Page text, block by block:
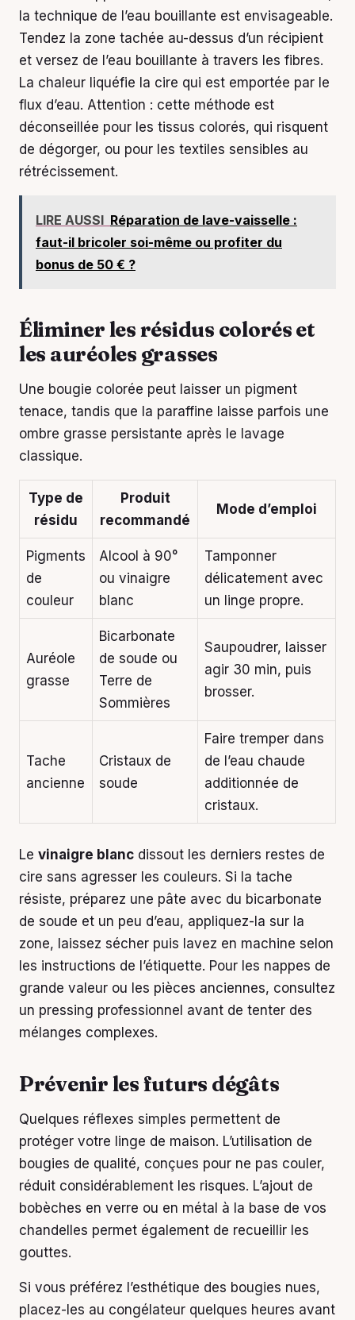
la technique de l’eau bouillante est envisageable.
Tendez la zone tachée au-dessus d’un récipient
et versez de l’eau bouillante à travers les fibres.
La chaleur liquéfie la cire qui est emportée par le
flux d’eau. Attention : cette méthode est
déconseillée pour les tissus colorés, qui risquent
de dégorger, ou pour les textiles sensibles au
rétrécissement.
LIRE AUSSI Réparation de lave-vaisselle :
faut-il bricoler soi-même ou profiter du
bonus de 50 € ?
Éliminer les résidus colorés et
les auréoles grasses
Une bougie colorée peut laisser un pigment
tenace, tandis que la paraffine laisse parfois une
ombre grasse persistante après le lavage
classique.
Type de
résidu
Produit
recommandé
Mode d’emploi
Pigments
de
couleur
Alcool à 90°
ou vinaigre
blanc
Tamponner
délicatement avec
un linge propre.
Auréole
grasse
Bicarbonate
de soude ou
Terre de
Sommières
Saupoudrer, laisser
agir 30 min, puis
brosser.
Tache
ancienne
Cristaux de
soude
Faire tremper dans
de l’eau chaude
additionnée de
cristaux.
Le vinaigre blanc dissout les derniers restes de
cire sans agresser les couleurs. Si la tache
résiste, préparez une pâte avec du bicarbonate
de soude et un peu d’eau, appliquez-la sur la
zone, laissez sécher puis lavez en machine selon
les instructions de l’étiquette. Pour les nappes de
grande valeur ou les pièces anciennes, consultez
un pressing professionnel avant de tenter des
mélanges complexes.
Prévenir les futurs dégâts
Quelques réflexes simples permettent de
protéger votre linge de maison. L’utilisation de
bougies de qualité, conçues pour ne pas couler,
réduit considérablement les risques. L’ajout de
bobèches en verre ou en métal à la base de vos
chandelles permet également de recueillir les
gouttes.
Si vous préférez l’esthétique des bougies nues,
placez-les au congélateur quelques heures avant